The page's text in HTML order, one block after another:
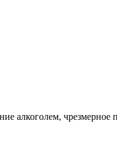
алкоголем,